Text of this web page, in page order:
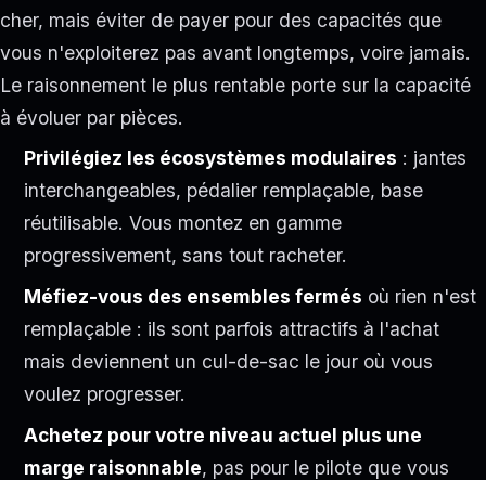
cher, mais éviter de payer pour des capacités que
vous n'exploiterez pas avant longtemps, voire jamais.
Le raisonnement le plus rentable porte sur la capacité
à évoluer par pièces.
Privilégiez les écosystèmes modulaires : jantes
interchangeables, pédalier remplaçable, base
réutilisable. Vous montez en gamme
progressivement, sans tout racheter.
Méfiez-vous des ensembles fermés où rien n'est
remplaçable : ils sont parfois attractifs à l'achat
mais deviennent un cul-de-sac le jour où vous
voulez progresser.
Achetez pour votre niveau actuel plus une
marge raisonnable, pas pour le pilote que vous